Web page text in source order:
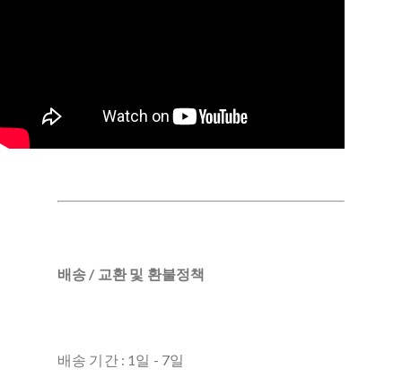
배송 / 교환 및 환불정책
배송 기간 : 1일 - 7일